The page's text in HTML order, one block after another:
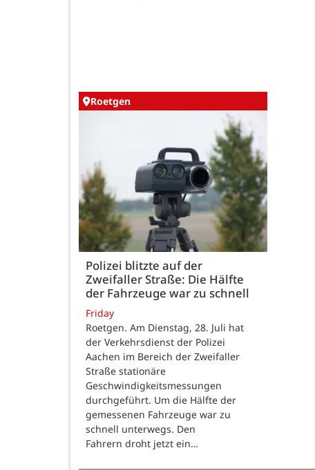
Roetgen
Polizei blitzte auf der
Zweifaller Straße: Die Hälfte
der Fahrzeuge war zu schnell
Friday
Roetgen. Am Dienstag, 28. Juli hat
der Verkehrsdienst der Polizei
Aachen im Bereich der Zweifaller
Straße stationäre
Geschwindigkeitsmessungen
durchgeführt. Um die Hälfte der
gemessenen Fahrzeuge war zu
schnell unterwegs. Den
Fahrern droht jetzt ein…